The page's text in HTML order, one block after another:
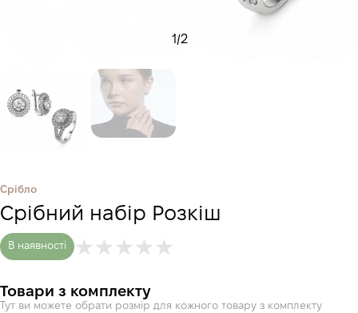
1 /2
Срібло
Срібний набір Розкіш
В наявності
Товари з комплекту
Тут ви можете обрати розмір для кожного товару з комплекту